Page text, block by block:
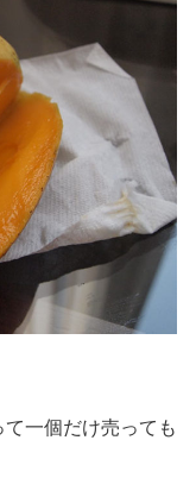
一個だけ売っても